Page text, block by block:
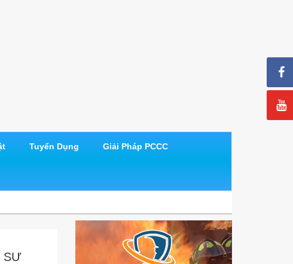
Tuyển Dụng Giải Pháp PCCC
SƯ